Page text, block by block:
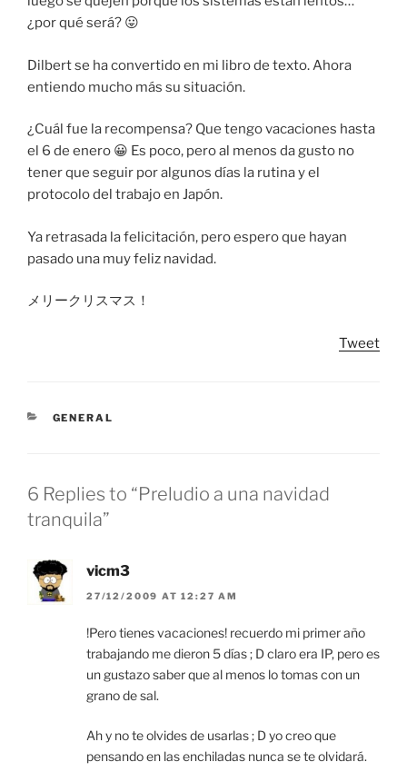
¿por qué será? 😛
Dilbert se ha convertido en mi libro de texto. Ahora
entiendo mucho más su situación.
¿Cuál fue la recompensa? Que tengo vacaciones hasta
el 6 de enero 😀 Es poco, pero al menos da gusto no
tener que seguir por algunos días la rutina y el
protocolo del trabajo en Japón.
Ya retrasada la felicitación, pero espero que hayan
pasado una muy feliz navidad.
メリークリスマス！
Tweet
CATEGORIES
GENERAL
6 Replies to “Preludio a una navidad
tranquila”
vicm3
27/12/2009 AT 12:27 AM
!Pero tienes vacaciones! recuerdo mi primer año
trabajando me dieron 5 días ; D claro era IP, pero es
un gustazo saber que al menos lo tomas con un
grano de sal.
Ah y no te olvides de usarlas ; D yo creo que
pensando en las enchiladas nunca se te olvidará.